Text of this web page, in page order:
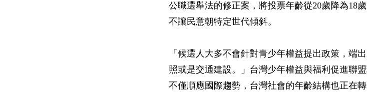
公職選舉法的修正案，將投票年齡從20歲降為18
不讓民意朝特定世代傾斜。
「候選人大多不會針對青少年權益提出政策，端
照或是交通建設。」台灣少年權益與福利促進聯
不僅順應國際趨勢，台灣社會的年齡結構也正在